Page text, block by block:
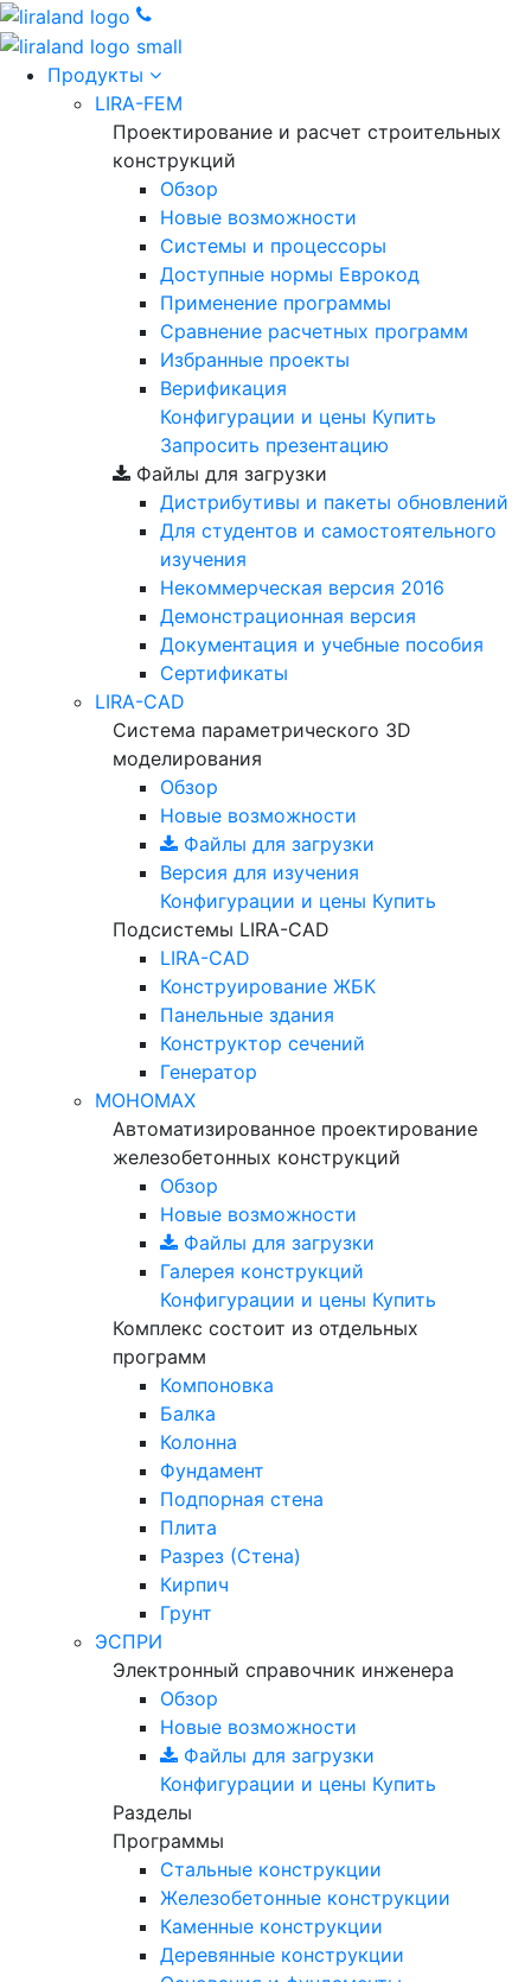
Продукты
LIRA-FEM
Проектирование и расчет строительных
конструкций
Обзор
Новые возможности
Cистемы и процессоры
Доступные нормы Еврокод
Применение программы
Сравнение расчетных программ
Избранные проекты
Верификация
Конфигурации и цены Купить
Запросить презентацию
Файлы для загрузки
Дистрибутивы и пакеты обновлений
Для студентов и самостоятельного
изучения
Некоммерческая версия 2016
Демонстрационная версия
Документация и учебные пособия
Сертификаты
LIRA-CAD
Система параметрического 3D
моделирования
Обзор
Новые возможности
Файлы для загрузки
Версия для изучения
Конфигурации и цены Купить
Подсистемы LIRA-CAD
LIRA-CAD
Конструирование ЖБК
Панельные здания
Конструктор сечений
Генератор
МОНОМАХ
Автоматизированное проектирование
железобетонных конструкций
Обзор
Новые возможности
Файлы для загрузки
Галерея конструкций
Конфигурации и цены Купить
Комплекс состоит из отдельных
программ
Компоновка
Балка
Колонна
Фундамент
Подпорная стена
Плита
Разрез (Стена)
Кирпич
Грунт
ЭСПРИ
Электронный справочник инженера
Обзор
Новые возможности
Файлы для загрузки
Конфигурации и цены Купить
Разделы
Программы
Стальные конструкции
Железобетонные конструкции
Каменные конструкции
Деревянные конструкции